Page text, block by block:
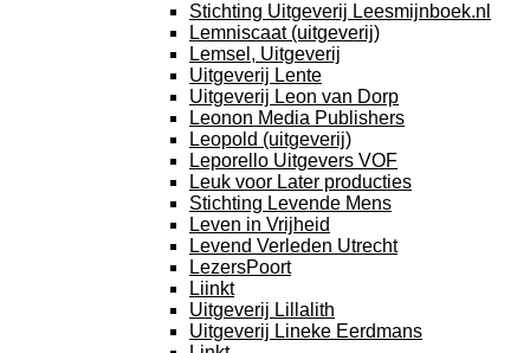
Stichting Uitgeverij Leesmijnboek.nl
Lemniscaat (uitgeverij)
Lemsel, Uitgeverij
Uitgeverij Lente
Uitgeverij Leon van Dorp
Leonon Media Publishers
Leopold (uitgeverij)
Leporello Uitgevers VOF
Leuk voor Later producties
Stichting Levende Mens
Leven in Vrijheid
Levend Verleden Utrecht
LezersPoort
Liinkt
Uitgeverij Lillalith
Uitgeverij Lineke Eerdmans